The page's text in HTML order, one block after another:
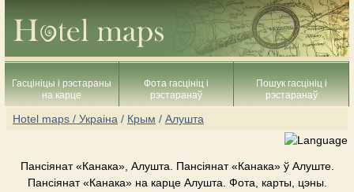
Гасцініцы і рэстараны
на карце
Фота гасцініц і
рэстаранаў
Пошук гасцініц і
рэстаранаў
Hotel maps / Украіна / Крым / Алушта
Пансіянат «Канака», Алушта. Пансіянат «Канака» ў Алуште.
Пансіянат «Канака» на карце Алушта. Фота, карты, цэны.